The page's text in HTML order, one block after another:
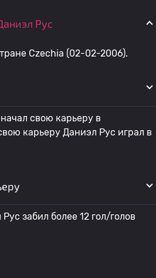
Рус
Czechia (02-02-2006).
свою карьеру в
карьеру Даниэл Рус играл в
забил более 12 гол/голов